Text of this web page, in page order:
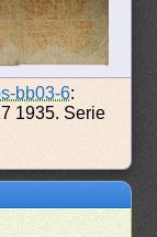
bb03-6:
1935. Serie